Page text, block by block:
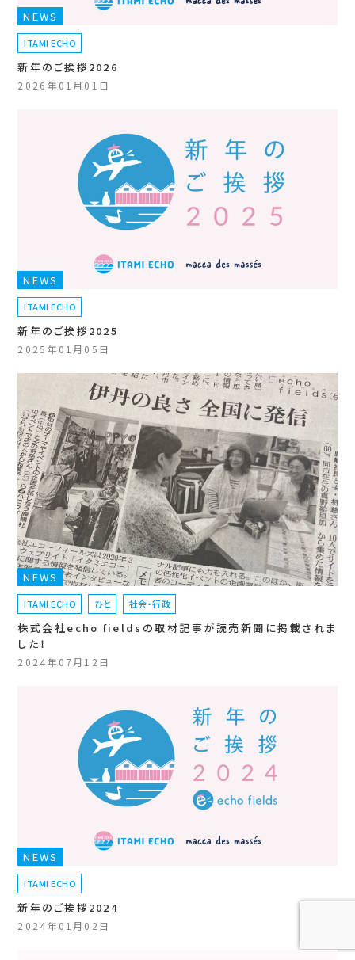
NEWS
ITAMI ECHO
新年のご挨拶2026
2026年01月01日
NEWS
ITAMI ECHO
新年のご挨拶2025
2025年01月05日
NEWS
ITAMI ECHO ひと 社会・行政
株式会社echo fieldsの取材記事が読売新聞に掲載されま
した！
2024年07月12日
NEWS
ITAMI ECHO
新年のご挨拶2024
2024年01月02日